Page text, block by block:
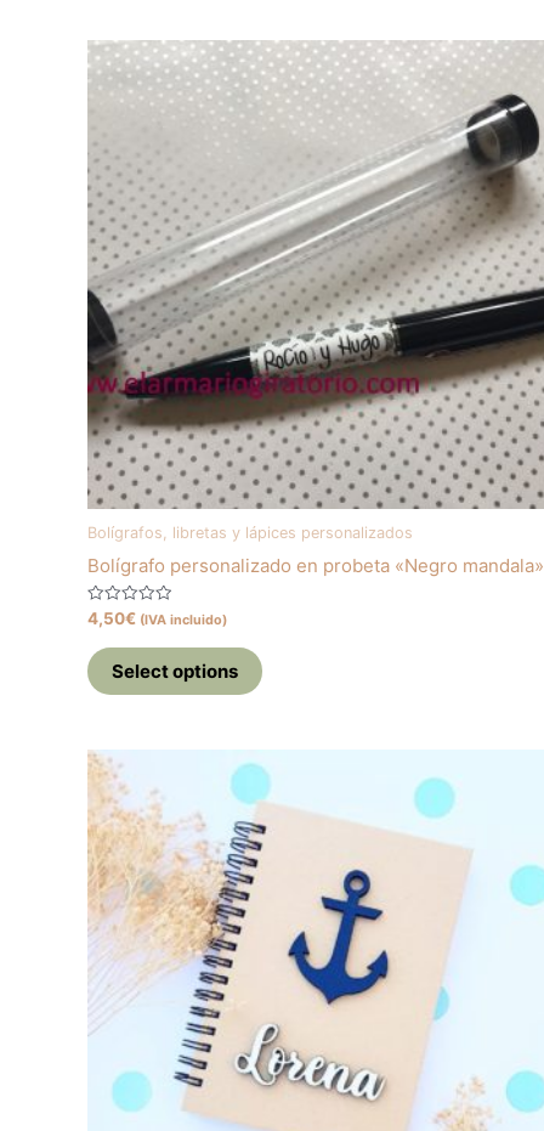
Bolígrafos, libretas y lápices personalizados
Bolígrafo personalizado en probeta «Negro mandala»
Valorado
con
de
5
4,50€ (IVA incluido)
Select options